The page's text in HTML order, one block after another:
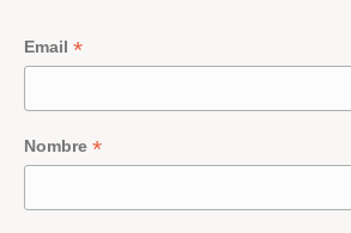
Email *
Nombre *